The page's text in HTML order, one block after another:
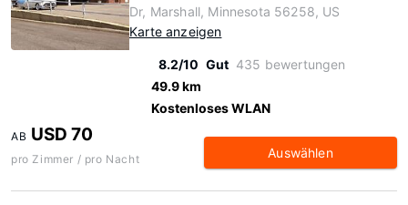
Dr, Marshall, Minnesota 56258, US
Karte anzeigen
8.2/10 Gut 435 bewertungen
49.9 km
Kostenloses WLAN
AB USD 70
pro Zimmer / pro Nacht Auswählen